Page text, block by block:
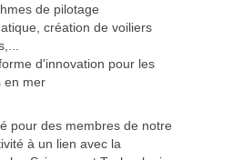
de pilotage
création de voiliers
d'innovation pour les
en mer
pour des membres de notre
à un lien avec la